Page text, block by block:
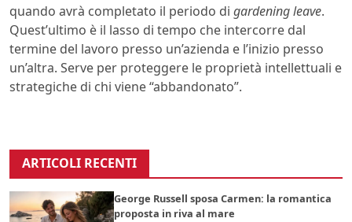
quando avrà completato il periodo di gardening leave.
Quest’ultimo è il lasso di tempo che intercorre dal
termine del lavoro presso un’azienda e l’inizio presso
un’altra. Serve per proteggere le proprietà intellettuali e
strategiche di chi viene “abbandonato”.
ARTICOLI RECENTI
George Russell sposa Carmen: la romantica
proposta in riva al mare